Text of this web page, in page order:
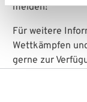
melden!
Für weitere
Wettkämpfen
gerne zur